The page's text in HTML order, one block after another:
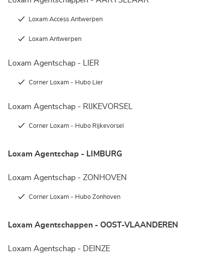
Loxam Access Antwerpen
Loxam Antwerpen
Loxam Agentschap - LIER
Corner Loxam - Hubo Lier
Loxam Agentschap - RIJKEVORSEL
Corner Loxam - Hubo Rijkevorsel
Loxam Agentschap - LIMBURG
Loxam Agentschap - ZONHOVEN
Corner Loxam - Hubo Zonhoven
Loxam Agentschappen - OOST-VLAANDEREN
Loxam Agentschap - DEINZE